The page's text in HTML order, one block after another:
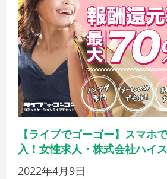
【ライブでゴーゴー】スマホ
入！女性求人・株式会社ハイ
2022年4月9日